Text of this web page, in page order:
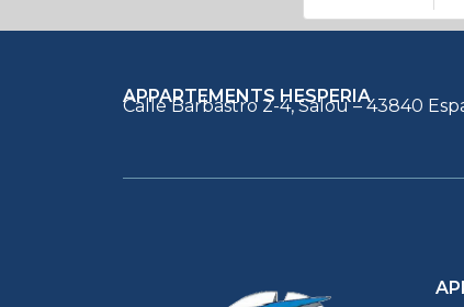
APPARTEMENTS HESPERIA
Calle Barbastro 2-4, Salou – 43840